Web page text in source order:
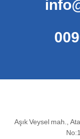
Aşık Veysel mah.,